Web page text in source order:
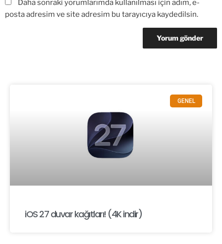
Daha sonraki yorumlarımda kullanılması için adım, e-
posta adresim ve site adresim bu tarayıcıya kaydedilsin.
GENEL
iOS 27 duvar kağıtları! (4K indir)